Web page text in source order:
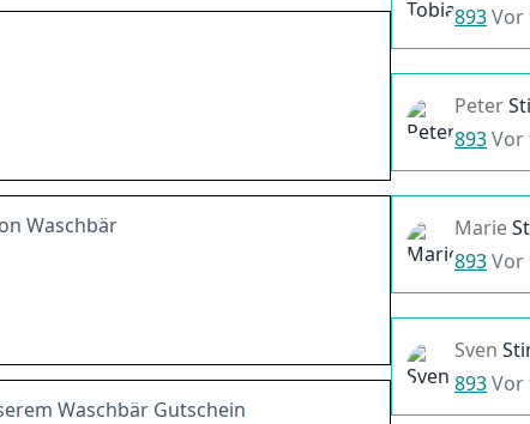
Waschbär
Waschbär Gutschein
893Vor
Peter
893Vor
Marie
893Vor
Sven
893Vor